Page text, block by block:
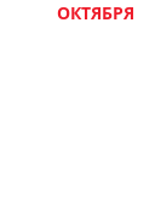
ОКТЯБРЯ